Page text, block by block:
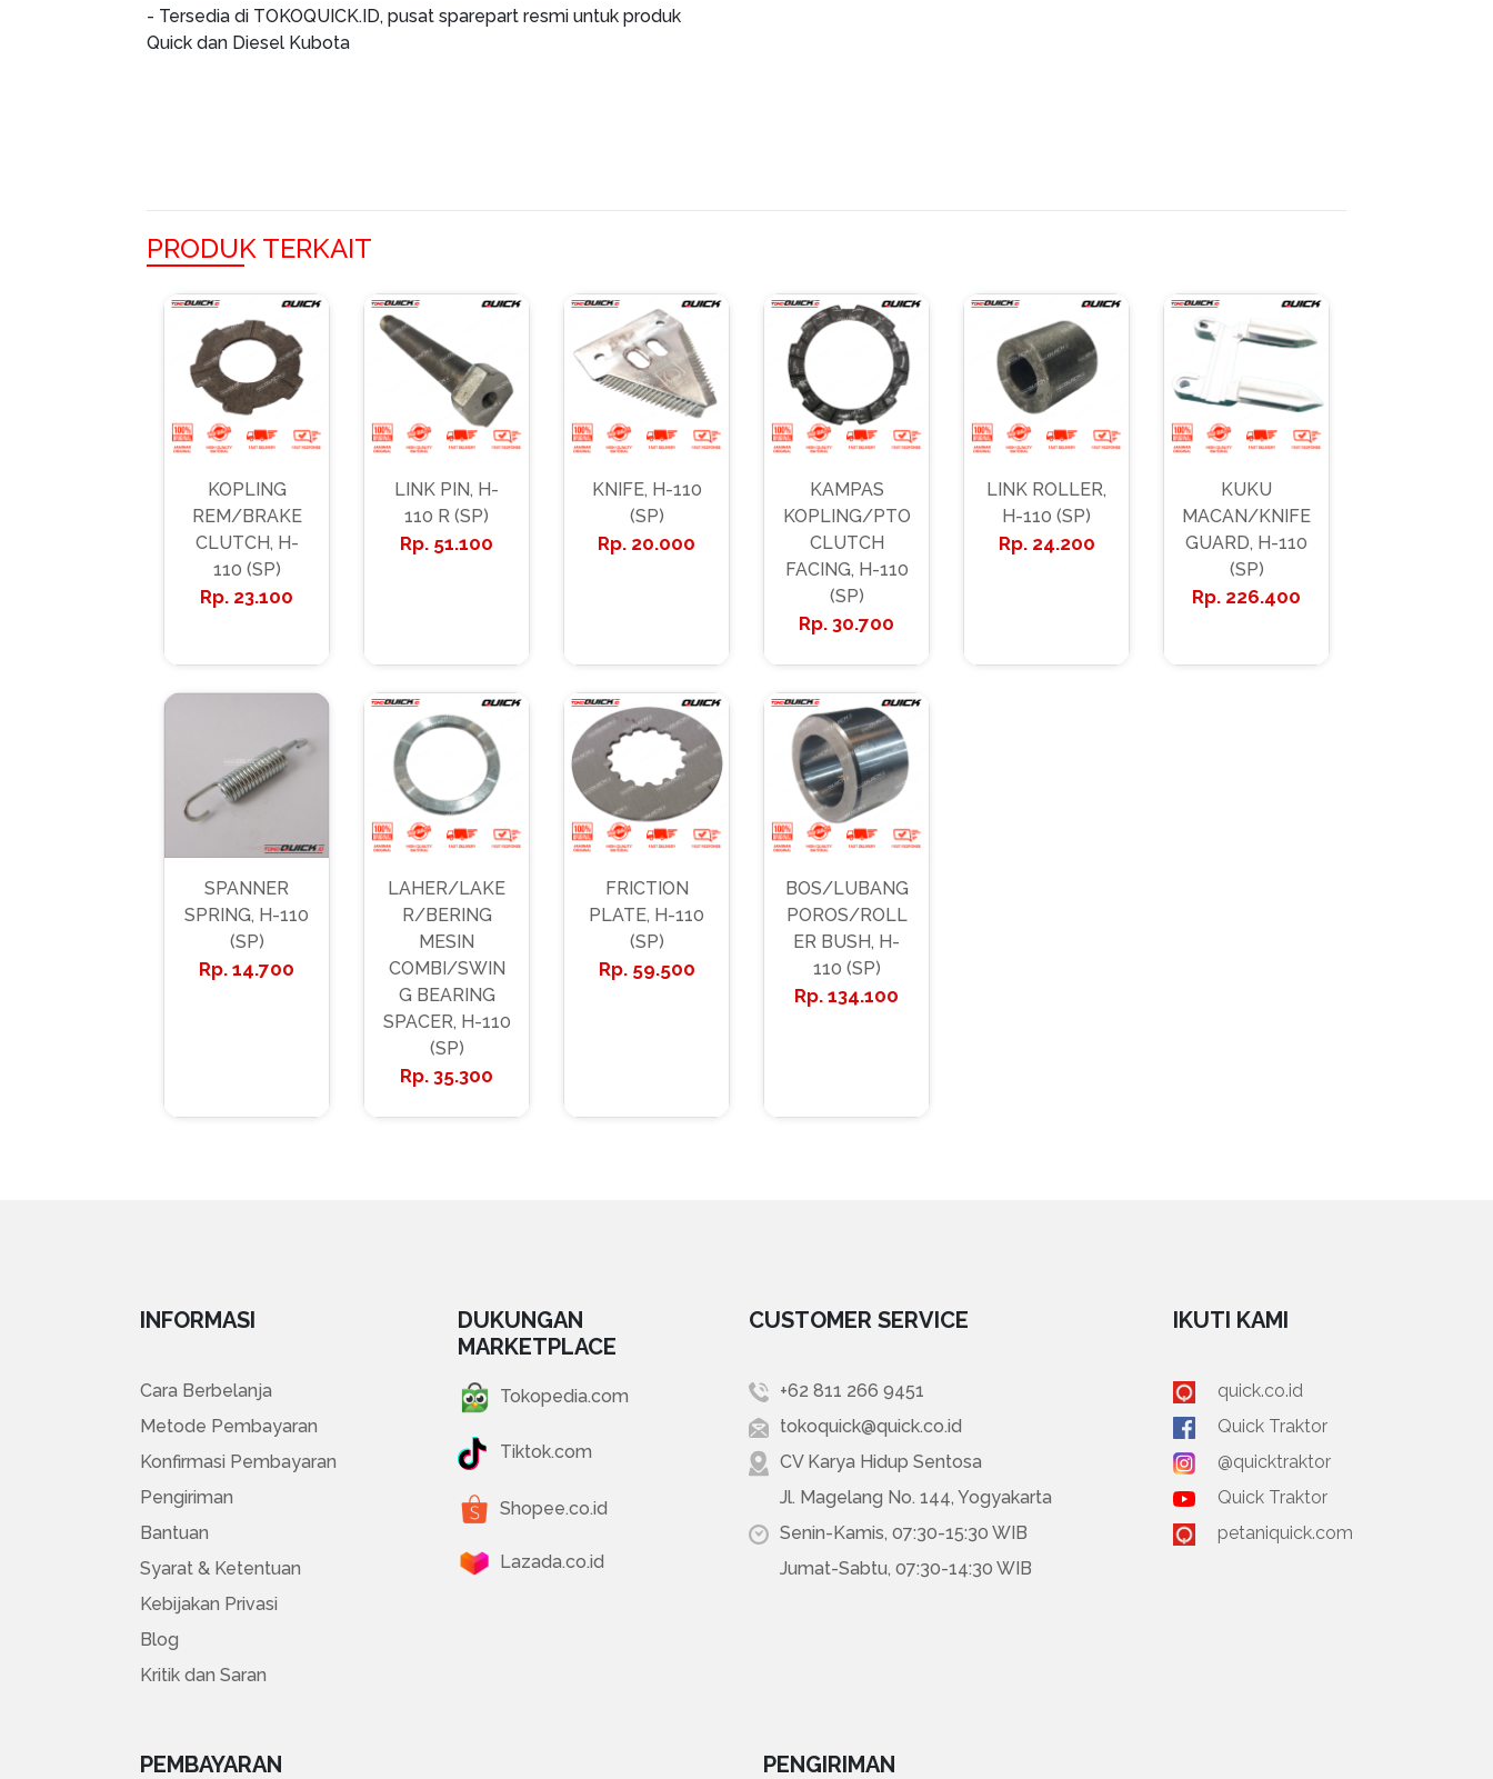
- Tersedia di TOKOQUICK.ID, pusat sparepart resmi untuk produk
Quick dan Diesel Kubota
PRODUK TERKAIT
KOPLING
REM/BRAKE
CLUTCH, H-
110 (SP)
23.100
LINK PIN, H-
110 R (SP)
51.100
KNIFE, H-110
(SP)
20.000
KAMPAS
KOPLING/PTO
CLUTCH
FACING, H-110
(SP)
30.700
LINK ROLLER,
H-110 (SP)
24.200
KUKU
MACAN/KNIFE
GUARD, H-110
(SP)
226.400
SPANNER
SPRING, H-110
(SP)
14.700
LAHER/LAKE
R/BERING
MESIN
COMBI/SWIN
G BEARING
SPACER, H-110
(SP)
35.300
FRICTION
PLATE, H-110
(SP)
59.500
BOS/LUBANG
POROS/ROLL
ER BUSH, H-
110 (SP)
134.100
INFORMASI
Cara Berbelanja
Metode Pembayaran
Konfirmasi Pembayaran
Pengiriman
Bantuan
Syarat & Ketentuan
Kebijakan Privasi
Blog
Kritik dan Saran
DUKUNGAN
MARKETPLACE
Tokopedia.com
Tiktok.com
Shopee.co.id
Lazada.co.id
CUSTOMER SERVICE
+62 811 266 9451
tokoquick@quick.co.id
CV Karya Hidup Sentosa
Jl. Magelang No. 144, Yogyakarta
Senin-Kamis, 07:30-15:30 WIB
Jumat-Sabtu, 07:30-14:30 WIB
IKUTI KAMI
quick.co.id
Quick Traktor
@quicktraktor
Quick Traktor
petaniquick.com
PEMBAYARAN PENGIRIMAN